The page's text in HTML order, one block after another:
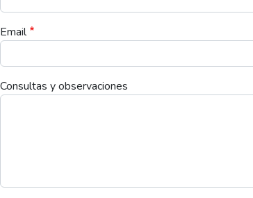
Email
Consultas y observaciones